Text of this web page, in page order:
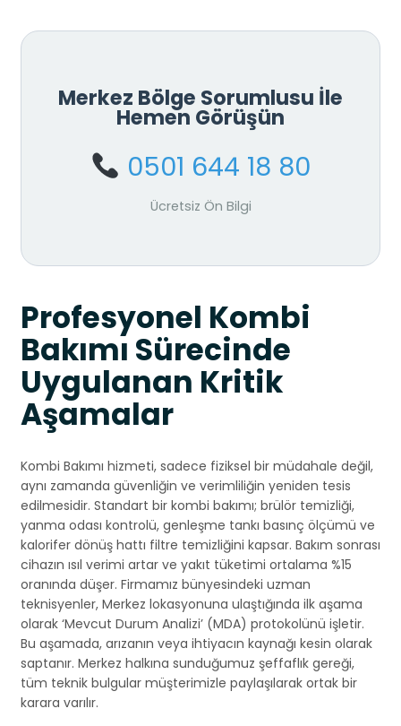
Merkez Bölge Sorumlusu İle
Hemen Görüşün
0501 644 18 80
Ücretsiz Ön Bilgi
Profesyonel Kombi
Bakımı Sürecinde
Uygulanan Kritik
Aşamalar
Kombi Bakımı hizmeti, sadece fiziksel bir müdahale değil,
aynı zamanda güvenliğin ve verimliliğin yeniden tesis
edilmesidir. Standart bir kombi bakımı; brülör temizliği,
yanma odası kontrolü, genleşme tankı basınç ölçümü ve
kalorifer dönüş hattı filtre temizliğini kapsar. Bakım sonrası
cihazın ısıl verimi artar ve yakıt tüketimi ortalama %15
oranında düşer. Firmamız bünyesindeki uzman
teknisyenler, Merkez lokasyonuna ulaştığında ilk aşama
olarak ‘Mevcut Durum Analizi’ (MDA) protokolünü işletir.
Bu aşamada, arızanın veya ihtiyacın kaynağı kesin olarak
saptanır. Merkez halkına sunduğumuz şeffaflık gereği,
tüm teknik bulgular müşterimizle paylaşılarak ortak bir
karara varılır.